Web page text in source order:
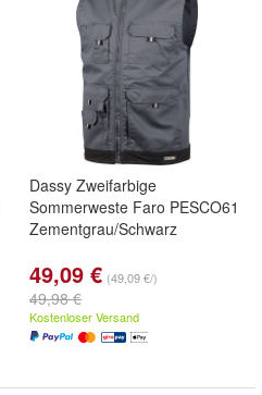
Dassy Zweifarbige
Sommerweste Faro PESCO61
Zementgrau/Schwarz
49,09 € (49,09 €/)
49,98 €
Kostenloser Versand